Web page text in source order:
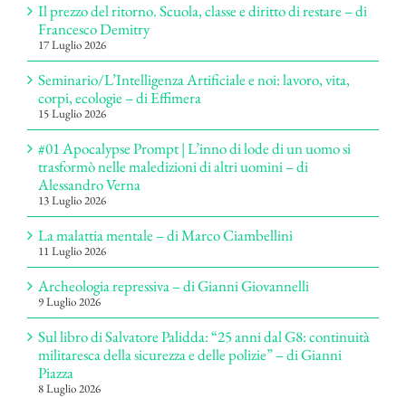
Il prezzo del ritorno. Scuola, classe e diritto di restare – di
Francesco Demitry
17 Luglio 2026
Seminario/L’Intelligenza Artificiale e noi: lavoro, vita,
corpi, ecologie – di Effimera
15 Luglio 2026
#01 Apocalypse Prompt | L’inno di lode di un uomo si
trasformò nelle maledizioni di altri uomini – di
Alessandro Verna
13 Luglio 2026
La malattia mentale – di Marco Ciambellini
11 Luglio 2026
Archeologia repressiva – di Gianni Giovannelli
9 Luglio 2026
Sul libro di Salvatore Palidda: “25 anni dal G8: continuità
militaresca della sicurezza e delle polizie” – di Gianni
Piazza
8 Luglio 2026